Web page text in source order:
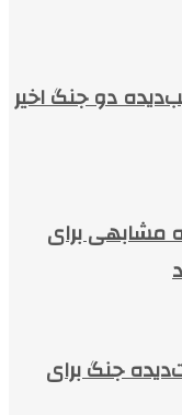
دو جنگ اخیر
مشابهی برای
جنگ برای